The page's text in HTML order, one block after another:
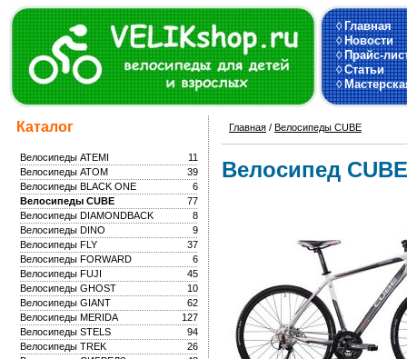
◊Главная
◊Новости
◊Прайс-
◊Статьи
◊
Каталог
11
Велосипеды ATEMI
39
Велосипеды ATOM
6
Велосипеды BLACK ONE
77
Велосипеды CUBE
8
Велосипеды DIAMONDBACK
9
Велосипеды DINO
37
Велосипеды FLY
6
Велосипеды FORWARD
45
Велосипеды FUJI
10
Велосипеды GHOST
62
Велосипеды GIANT
127
Велосипеды MERIDA
94
Велосипеды STELS
26
Велосипеды TREK
Главная / Велосипеды CUBE
Велосипед